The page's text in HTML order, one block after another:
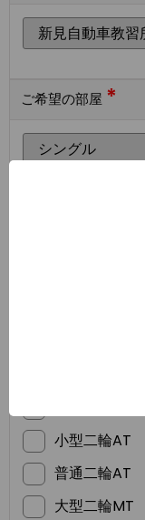
ご希望の部屋 *
小型二輪AT
普通二輪AT
大型二輪MT